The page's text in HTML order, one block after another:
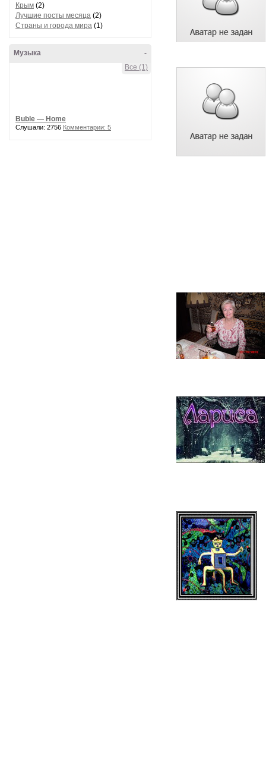
Крым (2)
Лучшие посты месяца (2)
Страны и города мира (1)
-
Музыка
Все (1)
Buble — Home
Слушали: 2756 Комментарии: 5